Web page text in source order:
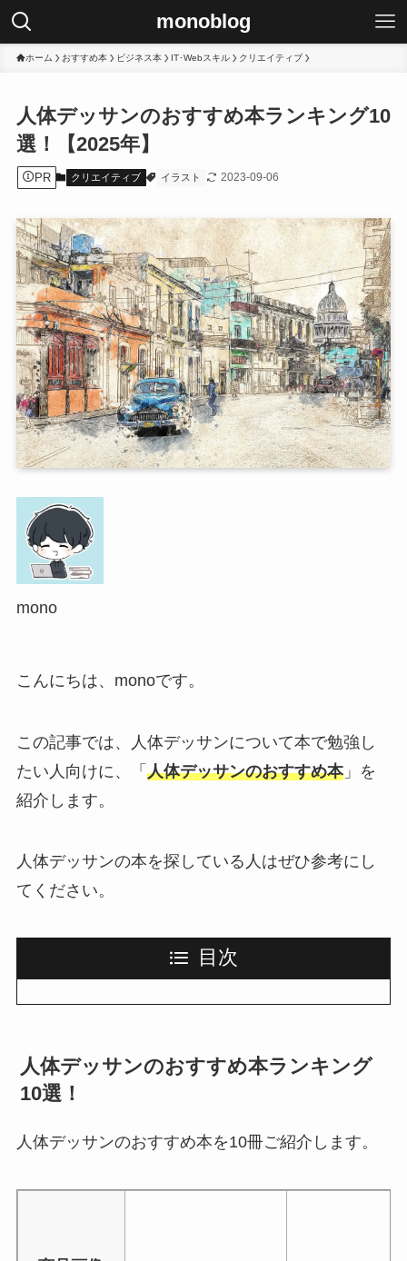
monoblog
ホーム おすすめ本 ビジネス本 IT･Webスキル クリエイティブ
人体デッサンのおすすめ本ランキング10
選！【2025年】
PR クリエイティブ イラスト 2023-09-06
mono
こんにちは、monoです。
この記事では、人体デッサンについて本で勉強し
たい人向けに、「 人体デッサンのおすすめ本」を
紹介します。
人体デッサンの本を探している人はぜひ参考にし
てください。
目次
人体デッサンのおすすめ本ランキング
10選！
人体デッサンのおすすめ本を10冊ご紹介します。